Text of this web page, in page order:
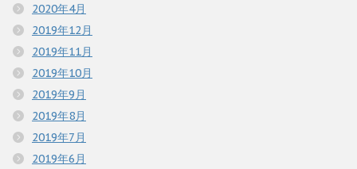
2020年4月
2019年12月
2019年11月
2019年10月
2019年9月
2019年8月
2019年7月
2019年6月